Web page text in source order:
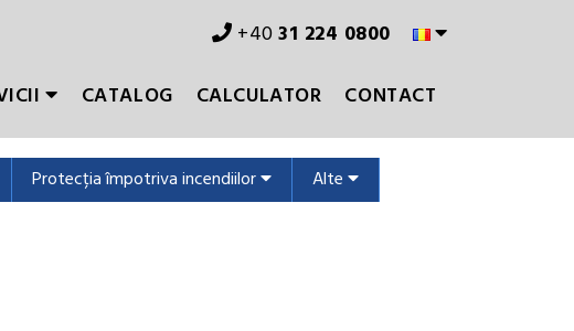
+4031 224 0800
CATALOG CALCULATOR CONTACT
Protecția împotriva incendiilor Alte